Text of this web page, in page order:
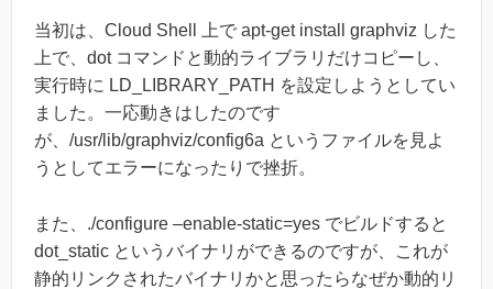
当初は、Cloud Shell 上で apt-get install graphviz した
上で、dot コマンドと動的ライブラリだけコピーし、
実行時に LD_LIBRARY_PATH を設定しようとしてい
ました。一応動きはしたのです
が、/usr/lib/graphviz/config6a というファイルを見よ
うとしてエラーになったりで挫折。
また、./configure –enable-static=yes でビルドすると
dot_static というバイナリができるのですが、これが
静的リンクされたバイナリかと思ったらなぜか動的リ